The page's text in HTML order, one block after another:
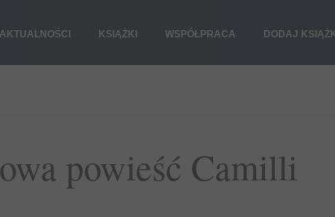
AKTUALNOŚCI KSIĄŻKI WSPÓŁPRACA DODAJ
powieść Camilli